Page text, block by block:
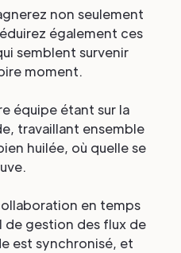
non seulement
également ces
semblent survenir
moment.
équipe étant sur la
travaillant ensemble
huilée, où quelle se
en temps
de gestion des flux de
est synchronisé, et